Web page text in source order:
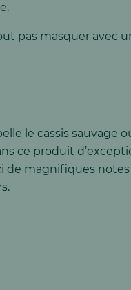
pas masquer avec
le cassis sauvage
ce produit
de magnifiques